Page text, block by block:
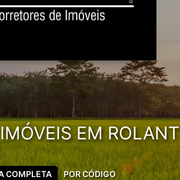
EM
COMPLETA POR CÓDIGO